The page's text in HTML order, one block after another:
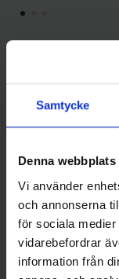
Samtycke
Denna
Vi använder
och annonserna
för sociala
vidarebefordrar
information från
Andra gillade